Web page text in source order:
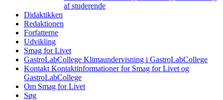
af studerende
Didaktikken
Redaktionen
Forfatterne
Udvikling
Smag for Livet
GastroLabCollege Klimaundervisning i GastroLabCollege
Kontakt Kontaktinformationer for Smag for Livet og
GastroLabCollege
Om Smag for Livet
Søg